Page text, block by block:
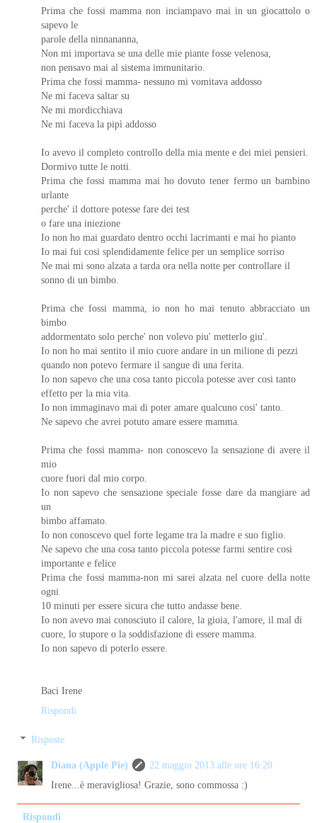
Prima che fossi mamma non inciampavo mai in un giocattolo o
sapevo le
parole della ninnananna,
Non mi importava se una delle mie piante fosse velenosa,
non pensavo mai al sistema immunitario.
Prima che fossi mamma- nessuno mi vomitava addosso
Ne mi faceva saltar su
Ne mi mordicchiava
Ne mi faceva la pipì addosso
Io avevo il completo controllo della mia mente e dei miei pensieri.
Dormivo tutte le notti.
Prima che fossi mamma mai ho dovuto tener fermo un bambino
urlante
perche' il dottore potesse fare dei test
o fare una iniezione
Io non ho mai guardato dentro occhi lacrimanti e mai ho pianto
Io mai fui cosi splendidamente felice per un semplice sorriso
Ne mai mi sono alzata a tarda ora nella notte per controllare il
sonno di un bimbo.
Prima che fossi mamma, io non ho mai tenuto abbracciato un
bimbo
addormentato solo perche' non volevo piu' metterlo giu'.
Io non ho mai sentito il mio cuore andare in un milione di pezzi
quando non potevo fermare il sangue di una ferita.
Io non sapevo che una cosa tanto piccola potesse aver cosi tanto
effetto per la mia vita.
Io non immaginavo mai di poter amare qualcuno cosi' tanto.
Ne sapevo che avrei potuto amare essere mamma.
Prima che fossi mamma- non conoscevo la sensazione di avere il
mio
cuore fuori dal mio corpo.
Io non sapevo che sensazione speciale fosse dare da mangiare ad
un
bimbo affamato.
Io non conoscevo quel forte legame tra la madre e suo figlio.
Ne sapevo che una cosa tanto piccola potesse farmi sentire cosi
importante e felice
Prima che fossi mamma-non mi sarei alzata nel cuore della notte
ogni
10 minuti per essere sicura che tutto andasse bene.
Io non avevo mai conosciuto il calore, la gioia, l'amore, il mal di
cuore, lo stupore o la soddisfazione di essere mamma.
Io non sapevo di poterlo essere.
Baci Irene
Rispondi
Risposte
Diana (Apple Pie)
22 maggio 2013 alle ore 16:20
Irene...è meravigliosa! Grazie, sono commossa :)
Rispondi